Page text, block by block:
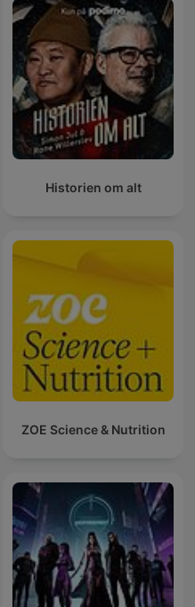
Historien om alt
ZOE Science & Nutrition